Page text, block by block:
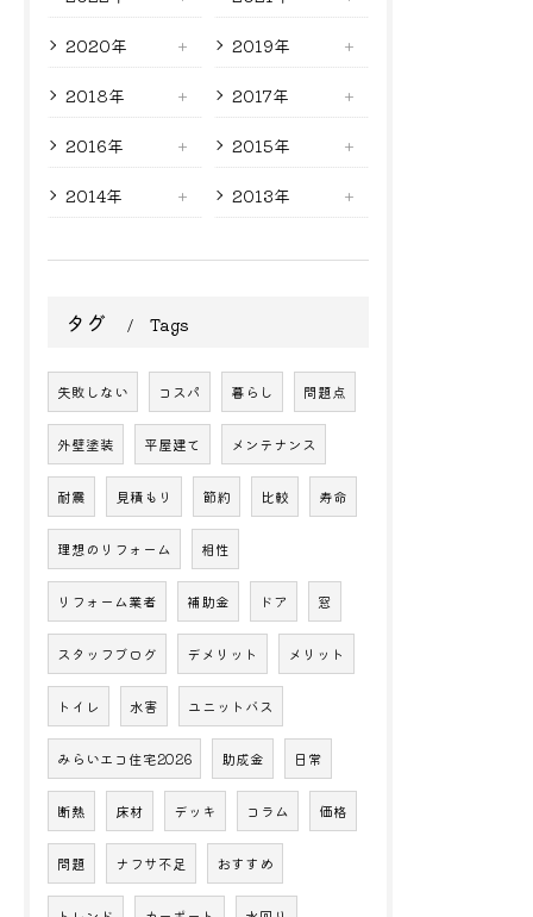
2020年 2019年
2018年 2017年
2016年 2015年
2014年 2013年
タグ Tags
失敗しない コスパ 暮らし 問題点
外壁塗装 平屋建て メンテナンス
耐震 見積もり 節約 比較 寿命
理想のリフォーム 相性
リフォーム業者 補助金 ドア 窓
スタッフブログ デメリット メリット
トイレ 水害 ユニットバス
みらいエコ住宅2026 助成金 日常
断熱 床材 デッキ コラム 価格
問題 ナフサ不足 おすすめ